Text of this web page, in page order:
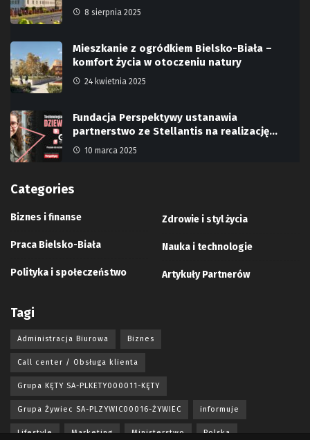
8 sierpnia 2025
Mieszkanie z ogródkiem Bielsko-Biała –
komfort życia w otoczeniu natury
24 kwietnia 2025
Fundacja Perspektywy ustanawia
partnerstwo ze Stellantis na realizację…
10 marca 2025
Categories
Biznes i finanse
Praca Bielsko-Biała
Polityka i społeczeństwo
Zdrowie i styl życia
Nauka i technologie
Artykuły Partnerów
Tagi
Administracja Biurowa Biznes
Call center / Obsługa klienta
Grupa KĘTY SA-PLKETY000011-KĘTY
Grupa Żywiec SA-PLZYWIC00016-ŻYWIEC informuje
Lifestyle Marketing Ministerstwo Polska